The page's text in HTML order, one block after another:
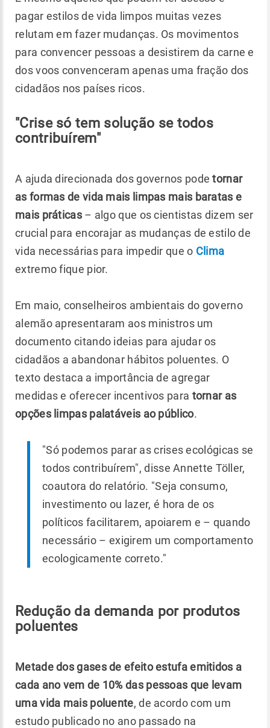
pagar estilos de vida limpos muitas vezes
relutam em fazer mudanças. Os movimentos
para convencer pessoas a desistirem da carne e
dos voos convenceram apenas uma fração dos
cidadãos nos países ricos.
"Crise só tem solução se todos
contribuírem"
A ajuda direcionada dos governos podetornar
as formas de vida mais limpas mais baratas e
mais práticas– algo que os cientistas dizem ser
crucial para encorajar as mudanças de estilo de
vida necessárias para impedir que o Clima
extremo fique pior.
Em maio, conselheiros ambientais do governo
alemão apresentaram aos ministros um
documento citando ideias para ajudar os
cidadãos a abandonar hábitos poluentes. O
texto destaca a importância de agregar
medidas e oferecer incentivos para tornar as
opções limpas palatáveis ao público.
"Só podemos parar as crises ecológicas se
todos contribuírem", disse Annette Töller,
coautora do relatório. "Seja consumo,
investimento ou lazer, é hora de os
políticos facilitarem, apoiarem e – quando
necessário – exigirem um comportamento
ecologicamente correto."
Redução da demanda por produtos
poluentes
Metade dos gases de efeito estufa emitidos a
cada ano vem de 10% das pessoas que levam
uma vida mais poluente, de acordo com um
estudo publicado no ano passado na